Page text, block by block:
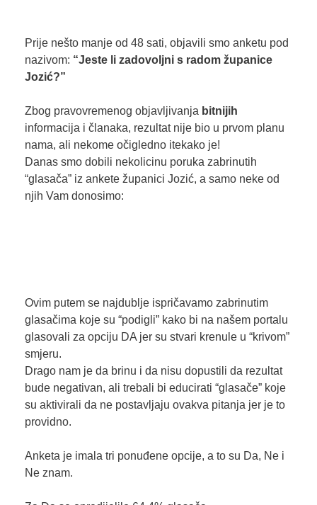
Prije nešto manje od 48 sati, objavili smo anketu pod
nazivom: “Jeste li zadovoljni s radom županice
Jozić?”
Zbog pravovremenog objavljivanja bitnijih
informacija i članaka, rezultat nije bio u prvom planu
nama, ali nekome očigledno itekako je!
Danas smo dobili nekolicinu poruka zabrinutih
“glasača” iz ankete županici Jozić, a samo neke od
njih Vam donosimo:
Ovim putem se najdublje ispričavamo zabrinutim
glasačima koje su “podigli” kako bi na našem portalu
glasovali za opciju DA jer su stvari krenule u “krivom”
smjeru.
Drago nam je da brinu i da nisu dopustili da rezultat
bude negativan, ali trebali bi educirati “glasače” koje
su aktivirali da ne postavljaju ovakva pitanja jer je to
providno.
Anketa je imala tri ponuđene opcije, a to su Da, Ne i
Ne znam.